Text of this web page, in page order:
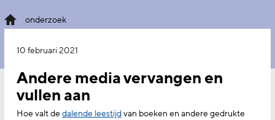
onderzoek
10 februari 2021
Andere media vervangen en
vullen aan
Hoe valt dedalende leestijdvan boeken en andere gedrukte